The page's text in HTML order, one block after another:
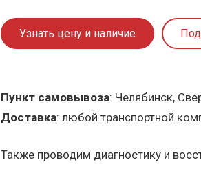
Узнать цену и наличие
Пункт самовывоза: Челябинск,
Доставка: любой транспортной
Также проводим диагностику и